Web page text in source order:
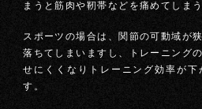
まうと筋肉や靭帯などを痛めてしま
スポーツの場合は、関節の可動域が
落ちてしまいますし、トレーニング
せにくくなりトレーニング効率が下
す。